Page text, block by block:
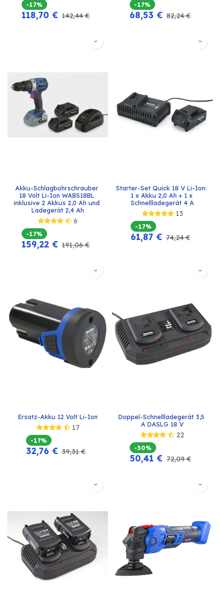
-17%
118,70 € 142,44€
-17%
68,53 € 82,24€
Akku-Schlagbohrschrauber
18 Volt Li-Ion WABS18BL
inklusive 2 Akkus 2,0 Ah und
Ladegerät 2,4 Ah
6
-17%
159,22 € 191,06€
Starter-Set Quick 18 V Li-Ion:
1 x Akku 2,0 Ah + 1 x
Schnellladegerät 4 A
13
-17%
61,87€ 74,24€
Ersatz-Akku 12 Volt Li-Ion
17
-17%
32,76 € 39,31€
Doppel-Schnellladegerät 3,5
A DASLG 18 V
22
-30%
50,41 € 72,09€